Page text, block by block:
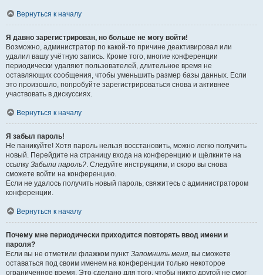
Вернуться к началу
Я давно зарегистрирован, но больше не могу войти!
Возможно, администратор по какой-то причине деактивировал или
удалил вашу учётную запись. Кроме того, многие конференции
периодически удаляют пользователей, длительное время не
оставляющих сообщения, чтобы уменьшить размер базы данных. Если
это произошло, попробуйте зарегистрироваться снова и активнее
участвовать в дискуссиях.
Вернуться к началу
Я забыл пароль!
Не паникуйте! Хотя пароль нельзя восстановить, можно легко получить
новый. Перейдите на страницу входа на конференцию и щёлкните на
ссылку Забыли пароль?. Следуйте инструкциям, и скоро вы снова
сможете войти на конференцию.
Если не удалось получить новый пароль, свяжитесь с администратором
конференции.
Вернуться к началу
Почему мне периодически приходится повторять ввод имени и
пароля?
Если вы не отметили флажком пункт Запомнить меня, вы сможете
оставаться под своим именем на конференции только некоторое
ограниченное время. Это сделано для того, чтобы никто другой не смог